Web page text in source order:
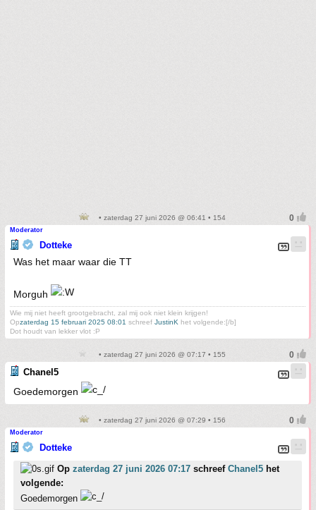
• zaterdag 27 juni 2026 @ 06:41 • 154
Moderator
Dotteke
Was het maar waar die TT
Morguh
Wie mij niet heeft grootgebracht, zal mij ook niet klein krijgen!
Opzaterdag 15 februari 2025 08:01 schreef JustinK het volgende:[/b]
Dot houdt van lekker vlot :P
• zaterdag 27 juni 2026 @ 07:17 • 155
Chanel5
Goedemorgen
• zaterdag 27 juni 2026 @ 07:29 • 156
Moderator
Dotteke
Op zaterdag 27 juni 2026 07:17 schreef Chanel5 het
volgende:
Goedemorgen